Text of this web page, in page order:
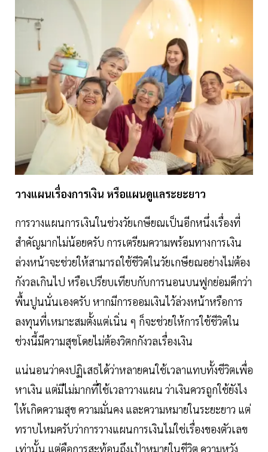
วางแผนเรื่องการเงิน หรือแผนดูแลระยะยาว
การวางแผนการเงินในช่วงวัยเกษียณเป็นอีกหนึ่งเรื่องที่
สำคัญมากไม่น้อยครับ การเตรียมความพร้อมทางการเงิน
ล่วงหน้าจะช่วยให้สามารถใช้ชีวิตในวัยเกษียณอย่างไม่ต้อง
กังวลเกินไป หรือเปรียบเทียบกับการนอนบนฟูกย่อมดีกว่า
พื้นปูนนั่นเองครับ หากมีการออมเงินไว้ล่วงหน้าหรือการ
ลงทุนที่เหมาะสมตั้งแต่เนิ่น ๆ ก็จะช่วยให้การใช้ชีวิตใน
ช่วงนี้มีความสุขโดยไม่ต้องวิตกกังวลเรื่องเงิน
แน่นอนว่าคงปฏิเสธได้ว่าหลายคนใช้เวลาแทบทั้งชีวิตเพื่อ
หาเงิน แต่มีไม่มากที่ใช้เวลาวางแผน ว่าเงินควรถูกใช้ยังไง
ให้เกิดความสุข ความมั่นคง และความหมายในระยะยาว แต่
ทราบไหมครับว่าการวางแผนการเงินไม่ใช่เรื่องของตัวเลข
เท่านั้น แต่คือการสะท้อนถึงเป้าหมายในชีวิต ความหวัง